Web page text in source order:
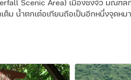
Scenic Area) เมืองชงจั่ว มณฑล
ม น้ำตกเต๋อเทียนถือเป็นอีกหนึ่งจุดห